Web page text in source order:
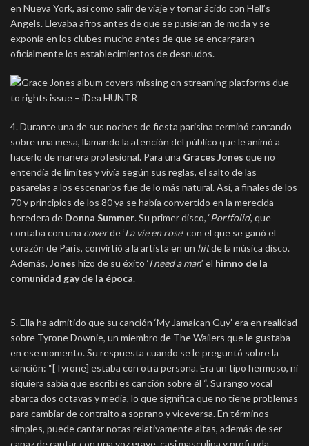
en Nueva York, así como salir de viaje y tomar ácido con Hell’s
Angels. Llevaba afros antes de que se pusieran de moda y se
exponía en los clubes mucho antes de que se encargaran
oficialmente los establecimientos de desnudos.
4. Durante una de sus noches de fiesta parisina terminó cantando
sobre una mesa, llamando la atención del público que le animó a
hacerlo de manera profesional. Para una Graces Jones que no
entendía de límites y vivía según sus reglas, el salto de las
pasarelas a los escenarios fue de lo más natural. Así, a finales de los
70 y principios de los 80 ya se había convertido en la merecida
heredera de Donna Summer. Su primer disco, ‘Portfolio’, que
contaba con una coverde ‘La vie en rose’ con el que se ganó el
corazón de París, convirtió a la artista en un hitde la música disco.
Además, Jones hizo de su éxito ‘I need a man’ el himno de la
comunidad gay de la época.
5. Ella ha admitido que su canción ‘My Jamaican Guy’ era en realidad
sobre Tyrone Downie, un miembro de The Wailers que le gustaba
en ese momento. Su respuesta cuando se le preguntó sobre la
canción: “[Tyrone] estaba con otra persona. Era un tipo hermoso, ni
siquiera sabía que escribí es canción sobre él “. Su rango vocal
abarca dos octavas y media, lo que significa que no tiene problemas
para cambiar de contralto a soprano y viceversa. En términos
simples, puede cantar notas relativamente altas, además de ser